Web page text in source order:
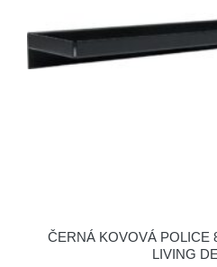
ČERNÁ KOVOVÁ POLICE
LIVING